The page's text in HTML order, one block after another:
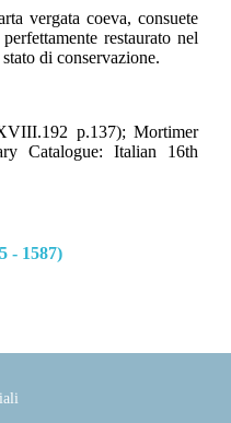
vergata coeva, consuete
restaurato nel
di conservazione.
p.137); Mortimer
Catalogue: Italian 16th
- 1587)